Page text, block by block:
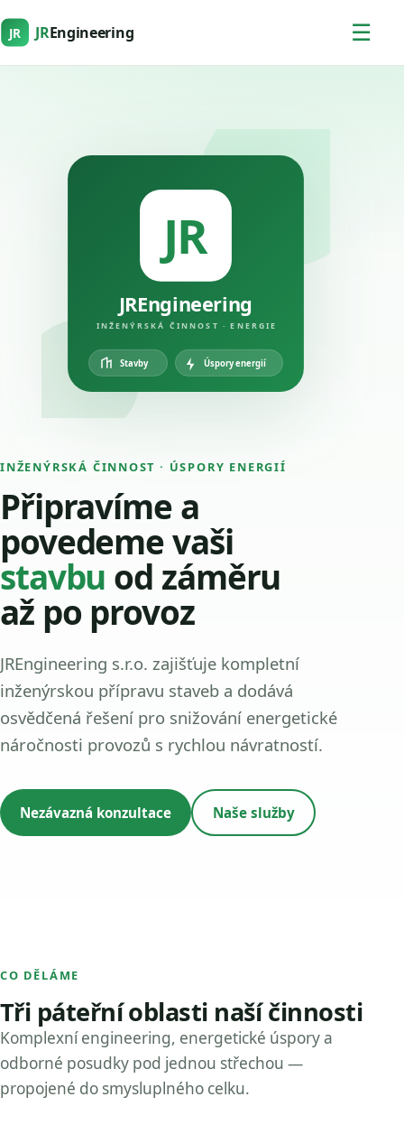
JR JREngineering ☰
INŽENÝRSKÁ ČINNOST · ÚSPORY ENERGIÍ
Připravíme a
povedeme vaši
stavbu od záměru
až po provoz
JREngineering s.r.o. zajišťuje kompletní
inženýrskou přípravu staveb a dodává
osvědčená řešení pro snižování energetické
náročnosti provozů s rychlou návratností.
Nezávazná konzultace Naše služby
JR
JREngineering
INŽENÝRSKÁ ČINNOST · ENERGIE
Stavby Úspory energií
CO DĚLÁME
Tři páteřní oblasti naší činnosti
Komplexní engineering, energetické úspory a
odborné posudky pod jednou střechou —
propojené do smysluplného celku.